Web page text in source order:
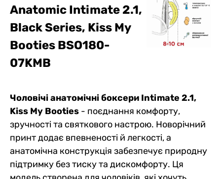
Anatomic Intimate 2.1,
Black Series, Kiss My
Booties BSO180-
07KMB
Чоловічі анатомічні боксери Intimate 2.1,
Kiss My Booties - поєднання комфорту,
зручності та святкового настрою. Новорічний
принт додає впевненості й легкості, а
анатомічна конструкція забезпечує природну
підтримку без тиску та дискомфорту. Ця